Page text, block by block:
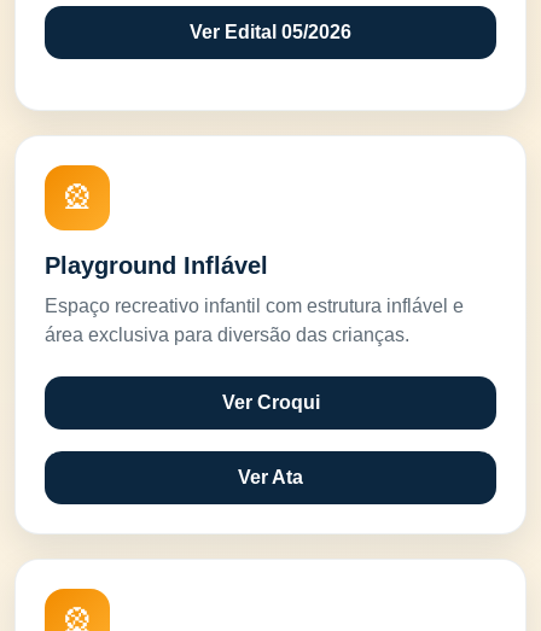
Ver Edital 05/2026
🎡
Playground Inflável
Espaço recreativo infantil com estrutura inflável e
área exclusiva para diversão das crianças.
Ver Croqui
Ver Ata
🎡